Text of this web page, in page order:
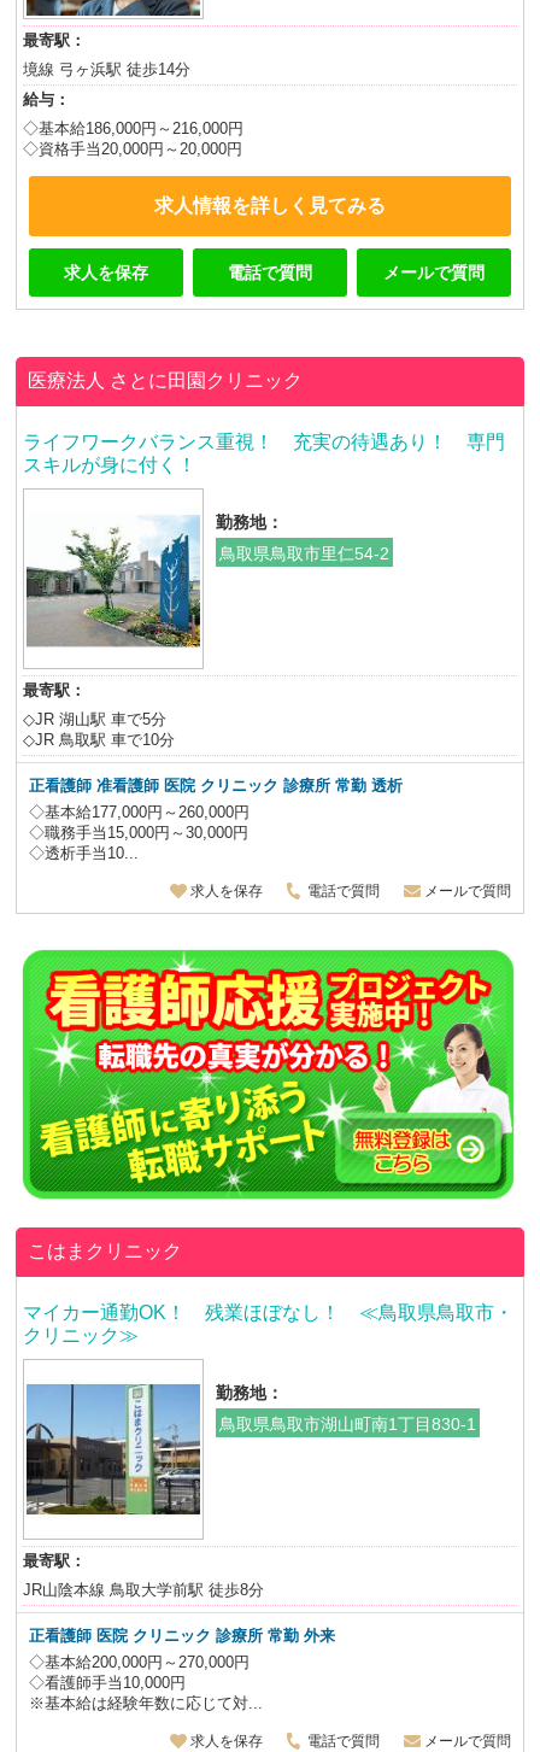
最寄駅：
境線 弓ヶ浜駅 徒歩14分
給与：
◇基本給186,000円～216,000円
◇資格手当20,000円～20,000円
求人情報を詳しく見てみる
求人を保存 電話で質問 メールで質問
医療法人 さとに田園クリニック
ライフワークバランス重視！ 充実の待遇あり！ 専門
スキルが身に付く！
勤務地：
鳥取県鳥取市里仁54-2
最寄駅：
◇JR 湖山駅 車で5分
◇JR 鳥取駅 車で10分
正看護師 准看護師 医院 クリニック 診療所 常勤 透析
◇基本給177,000円～260,000円
◇職務手当15,000円～30,000円
◇透析手当10...
求人を保存 電話で質問 メールで質問
こはまクリニック
マイカー通勤OK！ 残業ほぼなし！ ≪鳥取県鳥取市・
クリニック≫
勤務地：
鳥取県鳥取市湖山町南1丁目830-1
最寄駅：
JR山陰本線 鳥取大学前駅 徒歩8分
正看護師 医院 クリニック 診療所 常勤 外来
◇基本給200,000円～270,000円
◇看護師手当10,000円
※基本給は経験年数に応じて対...
求人を保存 電話で質問 メールで質問